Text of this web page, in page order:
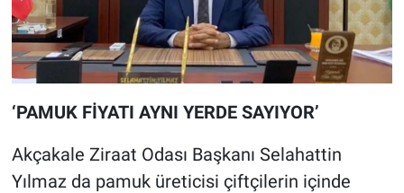
‘PAMUK FİYATI AYNI YERDE SAYIYOR’
Akçakale Ziraat Odası Başkanı Selahattin
Yılmaz da pamuk üreticisi çiftçilerin içinde